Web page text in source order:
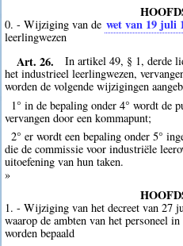
0. - Wijziging van de wet van 19 juli
leerlingwezen
Art. 26. In artikel 49, § 1, derde
het industrieel leerlingwezen,
worden de volgende wijzigingen
1° in de bepaling onder 4° wordt de
vervangen door een kommapunt;
2° er wordt een bepaling onder 5°
die de commissie voor industriële
uitoefening van hun taken.
»
1. - Wijziging van het decreet van 27
waarop de ambten van het personeel
worden bepaald